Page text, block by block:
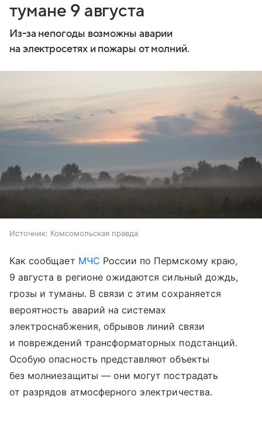
тумане 9 августа
Из-за непогоды возможны аварии
на электросетях и пожары от молний.
Источник: Комсомольская правда
Как сообщает МЧС России по Пермскому краю,
9 августа в регионе ожидаются сильный дождь,
грозы и туманы. В связи с этим сохраняется
вероятность аварий на системах
электроснабжения, обрывов линий связи
и повреждений трансформаторных подстанций.
Особую опасность представляют объекты
без молниезащиты — они могут пострадать
от разрядов атмосферного электричества.